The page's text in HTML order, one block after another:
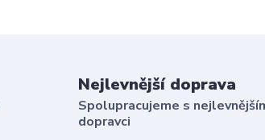
Nejlevnější doprava
Spolupracujeme s
dopravci